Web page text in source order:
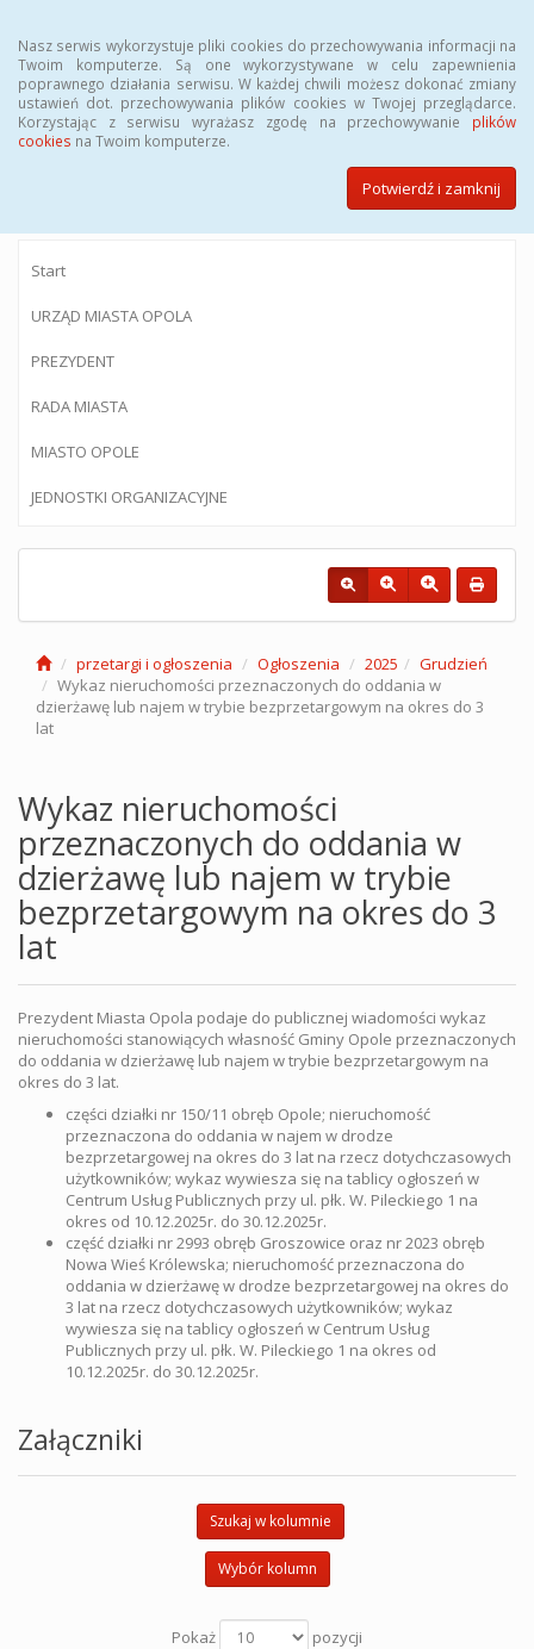
Nasz serwis wykorzystuje pliki cookies do przechowywania informacji na
Twoim komputerze. Są one wykorzystywane w celu zapewnienia
poprawnego działania serwisu. W każdej chwili możesz dokonać zmiany
ustawień dot. przechowywania plików cookies w Twojej przeglądarce.
Korzystając z serwisu wyrażasz zgodę na przechowywanie plików
cookies na Twoim komputerze.
Potwierdź i zamknij
BIULETYN INFORMACJI PUBLICZNEJ
Urzędu Miasta Opola
Start
URZĄD MIASTA OPOLA
PREZYDENT
RADA MIASTA
MIASTO OPOLE
JEDNOSTKI ORGANIZACYJNE
przetargi i ogłoszenia Ogłoszenia 2025
Grudzień
Wykaz nieruchomości przeznaczonych do oddania w
dzierżawę lub najem w trybie bezprzetargowym na okres do 3
lat
Wykaz nieruchomości
przeznaczonych do oddania w
dzierżawę lub najem w trybie
bezprzetargowym na okres do 3
lat
Prezydent Miasta Opola podaje do publicznej wiadomości wykaz
nieruchomości stanowiących własność Gminy Opole przeznaczonych
do oddania w dzierżawę lub najem w trybie bezprzetargowym na
okres do 3 lat.
części działki nr 150/11 obręb Opole; nieruchomość
przeznaczona do oddania w najem w drodze
bezprzetargowej na okres do 3 lat na rzecz dotychczasowych
użytkowników; wykaz wywiesza się na tablicy ogłoszeń w
Centrum Usług Publicznych przy ul. płk. W. Pileckiego 1 na
okres od 10.12.2025r. do 30.12.2025r.
część działki nr 2993 obręb Groszowice oraz nr 2023 obręb
Nowa Wieś Królewska; nieruchomość przeznaczona do
oddania w dzierżawę w drodze bezprzetargowej na okres do
3 lat na rzecz dotychczasowych użytkowników; wykaz
wywiesza się na tablicy ogłoszeń w Centrum Usług
Publicznych przy ul. płk. W. Pileckiego 1 na okres od
10.12.2025r. do 30.12.2025r.
Załączniki
Szukaj w kolumnie
Wybór kolumn
Pokaż
pozycji